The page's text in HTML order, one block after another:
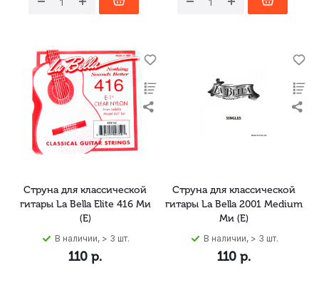
Струна для классической
гитары La Bella Elite 416 Ми
(E)
В наличии, > 3 шт.
110 р.
Струна для классической
гитары La Bella 2001 Medium
Ми (E)
В наличии, > 3 шт.
110 р.